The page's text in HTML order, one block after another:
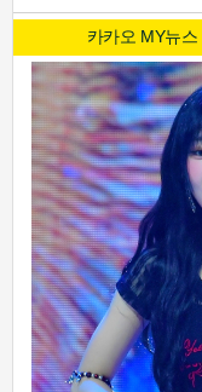
카카오 MY뉴스